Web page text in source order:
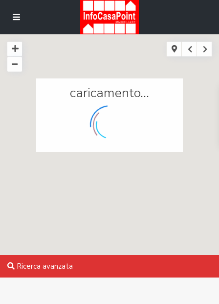
caricamento...
Ricerca avanzata